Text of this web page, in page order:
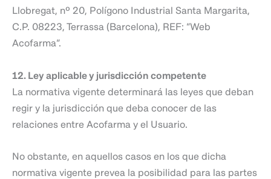
Llobregat, nº 20, Polígono Industrial Santa Margarita,
C.P. 08223, Terrassa (Barcelona), REF: “Web
Acofarma”.
12. Ley aplicable y jurisdicción competente
La normativa vigente determinará las leyes que deban
regir y la jurisdicción que deba conocer de las
relaciones entre Acofarma y el Usuario.
No obstante, en aquellos casos en los que dicha
normativa vigente prevea la posibilidad para las partes